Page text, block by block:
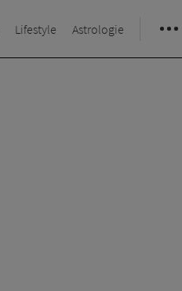
Lifestyle Astrologie